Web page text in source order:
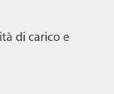
di carico e